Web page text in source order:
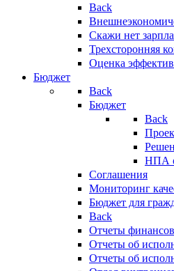
Back
Скажи нет
Трехсторонняя
Оценка
Бюджет
Back
Бюджет
Back
НПА
Соглашения
Мониторинг
Бюджет для
Back
Отчеты
Отчеты об
Отчеты об